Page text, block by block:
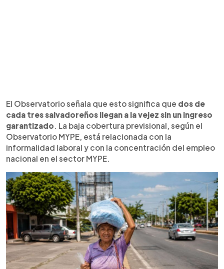
El Observatorio señala que esto significa que dos de
cada tres salvadoreños llegan a la vejez sin un ingreso
garantizado. La baja cobertura previsional, según el
Observatorio MYPE, está relacionada con la
informalidad laboral y con la concentración del empleo
nacional en el sector MYPE.